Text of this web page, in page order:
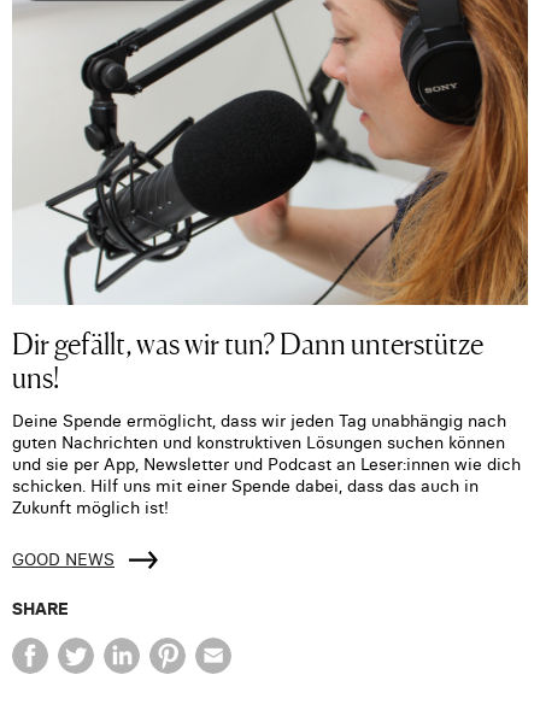
Dir gefällt, was wir tun? Dann unterstütze
uns!
Deine Spende ermöglicht, dass wir jeden Tag unabhängig nach
guten Nachrichten und konstruktiven Lösungen suchen können
und sie per App, Newsletter und Podcast an Leser:innen wie dich
schicken. Hilf uns mit einer Spende dabei, dass das auch in
Zukunft möglich ist!
GOOD NEWS
SHARE